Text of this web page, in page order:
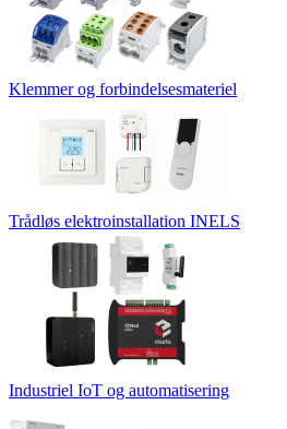
Klemmer og forbindelsesmateriel
Trådløs elektroinstallation INELS
Industriel IoT og automatisering